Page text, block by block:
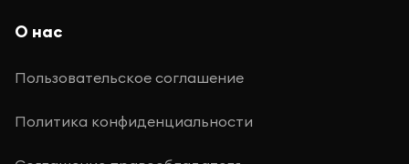
О нас
Пользовательское соглашение
Политика конфиденциальности